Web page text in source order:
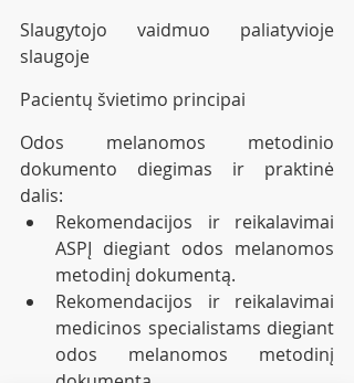
Slaugytojo vaidmuo paliatyvioje
slaugoje
Pacientų švietimo principai
Odos melanomos metodinio
dokumento diegimas ir praktinė
dalis:
Rekomendacijos ir reikalavimai
ASPĮ diegiant odos melanomos
metodinį dokumentą.
Rekomendacijos ir reikalavimai
medicinos specialistams diegiant
odos melanomos metodinį